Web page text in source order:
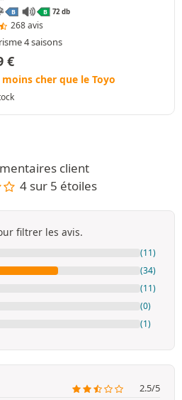
B B 72 db
268 avis
4 saisons
€
moins cher que le Toyo
client
4 sur 5 étoiles
filtrer les avis.
(11)
(34)
(11)
(0)
(1)
2.5/5